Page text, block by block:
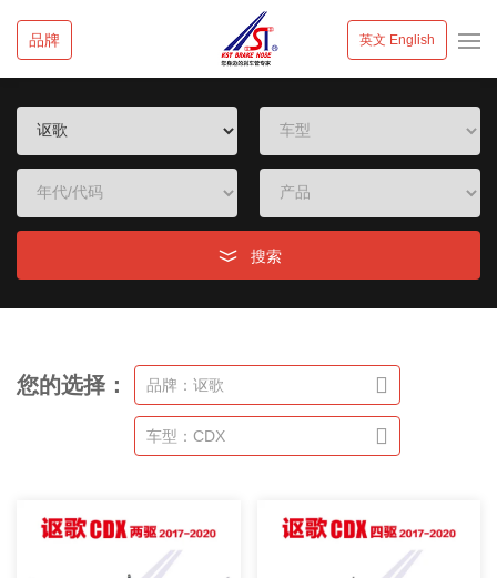
品牌 英文 English
搜索
您的选择： 品牌：讴歌
车型：CDX